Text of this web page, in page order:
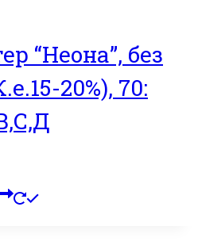
“Неона”, без
20%), 70: